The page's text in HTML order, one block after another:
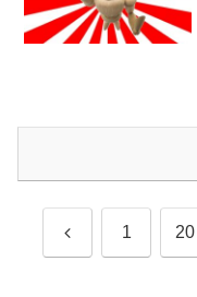
前 1 20